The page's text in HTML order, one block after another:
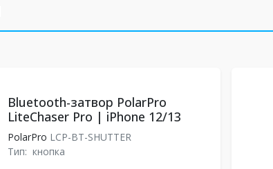
Bluetooth-затвор PolarPro
LiteChaser Pro | iPhone 12/13
PolarPro LCP-BT-SHUTTER
Тип: кнопка